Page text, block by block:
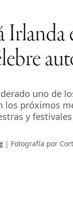
uno de
próximos
y
Fotografía por